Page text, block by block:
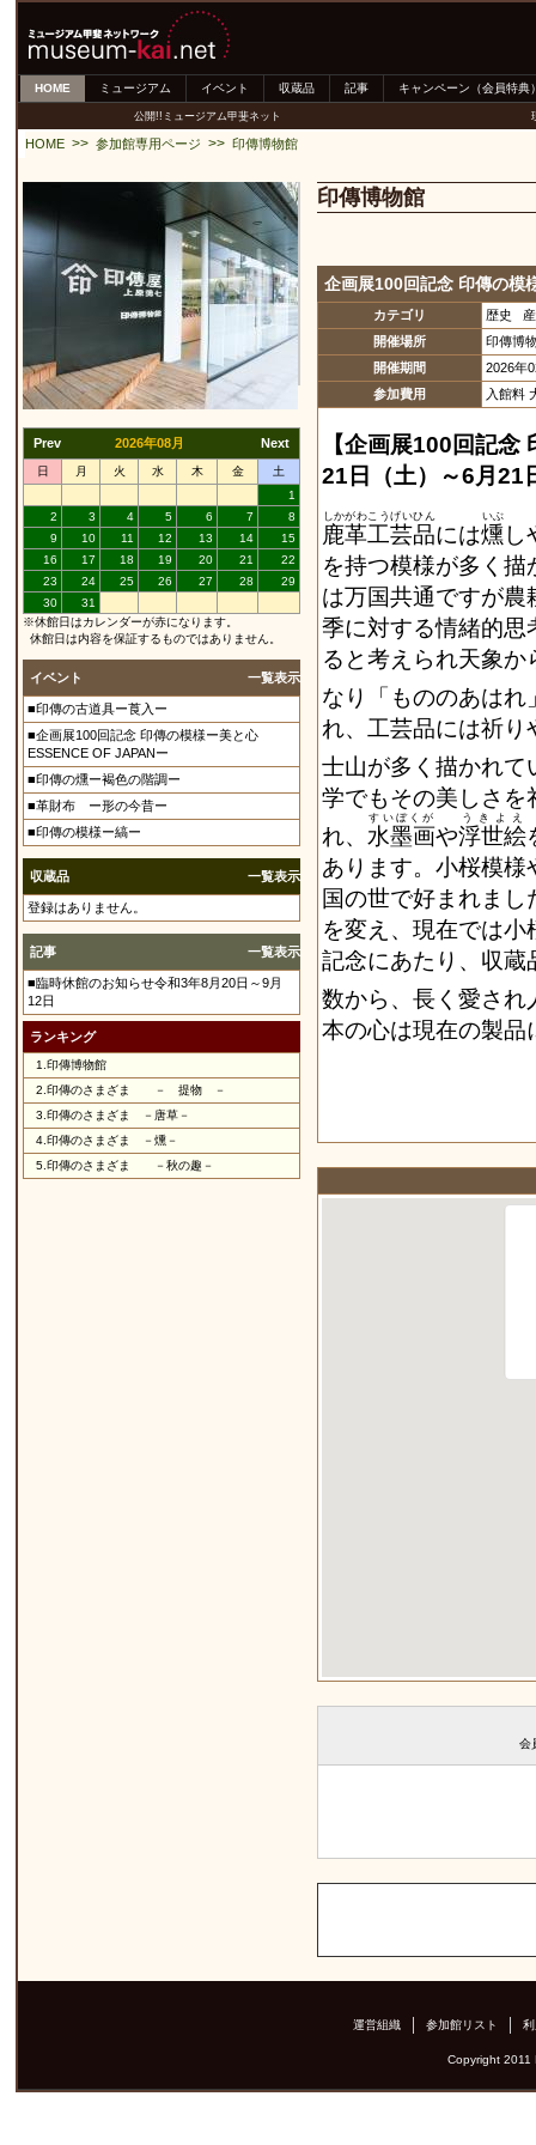
HOME ミュージアム イベント 収蔵品 記事 キャンペーン（会員特典
公開!!ミュージアム甲斐ネット
HOME >> 参加館専用ページ >> 印傳博物館
Prev 2026年08月 Next
日 月 火 水 木 金
土
1
2
3 4 5 6 7
8
9
10 11 12 13 14
15
16
17 18 19 20 21
22
23
24 25 26 27 28
29
30
31
※休館日はカレンダーが赤になります。
休館日は内容を保証するものではありません。
イベント 一覧表示
■印傳の古道具ー莨入ー
■企画展100回記念 印傳の模様ー美と心
ESSENCE OF JAPANー
■印傳の燻ー褐色の階調ー
■革財布 ー形の今昔ー
■印傳の模様ー縞ー
収蔵品 一覧表示
登録はありません。
記事 一覧表示
■臨時休館のお知らせ令和3年8月20日～9月
12日
ランキング
1. 印傳博物館
2. 印傳のさまざま － 提物 －
3. 印傳のさまざま －唐草－
4. 印傳のさまざま －燻－
5. 印傳のさまざま －秋の趣－
印傳博物館
企画展100回記念 印傳の模
カテゴリ
歴史
開催場所
印傳博
開催期間
2026年
参加費用
入館料
【企画展100回記
21日（土）～6月21
鹿革工芸品
しかがわこうげいひん
には燻
いぶ
し
を持つ模様が多く
は万国共通ですが
季に対する情緒的思
ると考えられ天象
なり「もののあは
れ、工芸品には祈り
士山が多く描かれて
学でもその美しさを
れ、水墨画
すいぼくが
や浮世絵
うきよえ
あります。小桜模
国の世で好まれま
を変え、現在では
記念にあたり、収蔵
数から、長く愛され
本の心は現在の製品
会
運営組織 参加館リスト
Copyright 2011